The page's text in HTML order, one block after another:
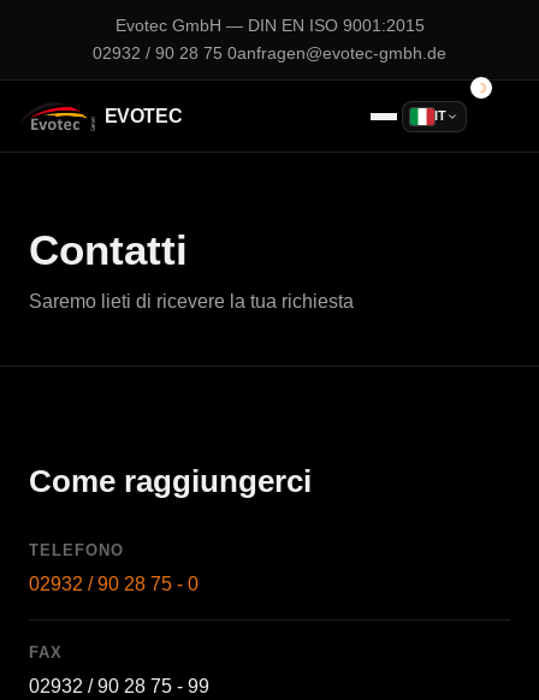
Evotec GmbH — DIN EN ISO 9001:2015
02932 / 90 28 75 0anfragen@evotec-gmbh.de
EVOTEC IT
Contatti
Saremo lieti di ricevere la tua richiesta
Come raggiungerci
TELEFONO
02932 / 90 28 75 - 0
FAX
02932 / 90 28 75 - 99